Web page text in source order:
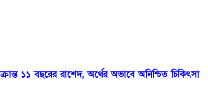
১১ বছরের রাশেদ, অর্থের অভাবে অনিশ্চিত চিকিৎসা